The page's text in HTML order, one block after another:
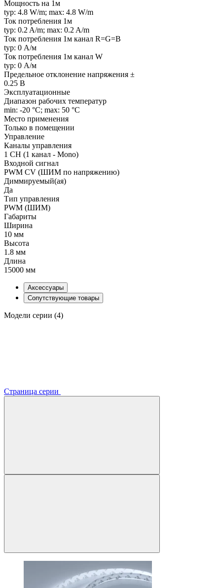
Мощность на 1м
typ: 4.8 W/m; max: 4.8 W/m
Ток потребления 1м
typ: 0.2 A/m; max: 0.2 A/m
Ток потребления 1м канал R=G=B
typ: 0 А/м
Ток потребления 1м канал W
typ: 0 А/м
Предельное отклонение напряжения ±
0.25 В
Эксплуатационные
Диапазон рабочих температур
min: -20 °C; max: 50 °C
Место применения
Только в помещении
Управление
Каналы управления
1 CH (1 канал - Mono)
Входной сигнал
PWM СV (ШИМ по напряжению)
Диммируемый(ая)
Да
Тип управления
PWM (ШИМ)
Габариты
Ширина
10 мм
Высота
1.8 мм
Длина
15000 мм
Аксессуары
Сопутствующие товары
Модели серии (4)
Страница серии